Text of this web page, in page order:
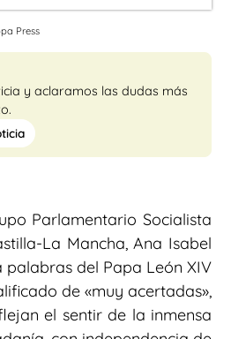
Press
y aclaramos las dudas más
Parlamentario Socialista
La Mancha, Ana Isabel
palabras del Papa León XIV
de «muy acertadas»,
el sentir de la inmensa